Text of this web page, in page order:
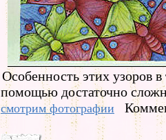
Особенность этих узоров
помощью достаточно
смотрим фотографии